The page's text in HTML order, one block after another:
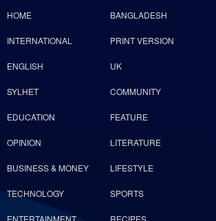
HOME BANGLADESH
INTERNATIONAL PRINT VERSION
ENGLISH UK
SYLHET COMMUNITY
EDUCATION FEATURE
OPINION LITERATURE
BUSINESS & MONEY LIFESTYLE
TECHNOLOGY SPORTS
ENTERTAINMENT RECIPES